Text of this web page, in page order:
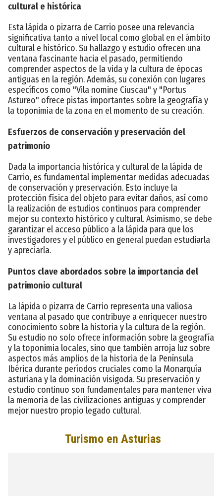
cultural e histórica
Esta lápida o pizarra de Carrio posee una relevancia
significativa tanto a nivel local como global en el ámbito
cultural e histórico. Su hallazgo y estudio ofrecen una
ventana fascinante hacia el pasado, permitiendo
comprender aspectos de la vida y la cultura de épocas
antiguas en la región. Además, su conexión con lugares
específicos como "Vila nomine Ciuscau" y "Portus
Astureo" ofrece pistas importantes sobre la geografía y
la toponimia de la zona en el momento de su creación.
Esfuerzos de conservación y preservación del
patrimonio
Dada la importancia histórica y cultural de la lápida de
Carrio, es fundamental implementar medidas adecuadas
de conservación y preservación. Esto incluye la
protección física del objeto para evitar daños, así como
la realización de estudios continuos para comprender
mejor su contexto histórico y cultural. Asimismo, se debe
garantizar el acceso público a la lápida para que los
investigadores y el público en general puedan estudiarla
y apreciarla.
Puntos clave abordados sobre la importancia del
patrimonio cultural
La lápida o pizarra de Carrio representa una valiosa
ventana al pasado que contribuye a enriquecer nuestro
conocimiento sobre la historia y la cultura de la región.
Su estudio no solo ofrece información sobre la geografía
y la toponimia locales, sino que también arroja luz sobre
aspectos más amplios de la historia de la Península
Ibérica durante períodos cruciales como la Monarquía
asturiana y la dominación visigoda. Su preservación y
estudio continuo son fundamentales para mantener viva
la memoria de las civilizaciones antiguas y comprender
mejor nuestro propio legado cultural.